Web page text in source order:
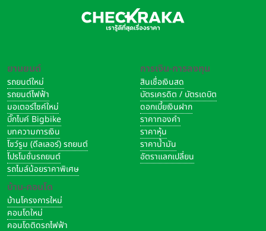
ยานยนต์
รถยนต์ใหม่
รถยนต์ไฟฟ้า
มอเตอร์ไซค์ใหม่
บิ๊กไบค์ Bigbike
บทความการเงิน
โชว์รูม (ดีลเลอร์) รถยนต์
โปรโมชั่นรถยนต์
รถไมล์น้อยราคาพิเศษ
บ้าน-คอนโด
บ้านโครงการใหม่
คอนโดใหม่
คอนโดติดรถไฟฟ้า
การเงิน-การลงทุน
สินเชื่อเงินสด
บัตรเครดิต / บัตรเดบิต
ดอกเบี้ยเงินฝาก
ราคาทองคำ
ราคาหุ้น
ราคาน้ำมัน
อัตราแลกเปลี่ยน